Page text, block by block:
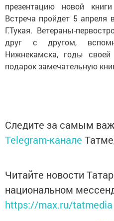
презентацию новой
Встреча пройдет 5 апреля
Г.Тукая. Ветераны-
друг с другом,
Нижнекамска, годы
подарок замечательную
Следите за самым
Telegram-канале
Читайте новости
национальном
https://max.ru/tatmedia